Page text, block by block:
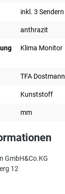
inkl. 3 Sendern
anthrazit
Klima Monitor
TFA Dostmann
Kunststoff
mm
GmbH&Co.KG
12